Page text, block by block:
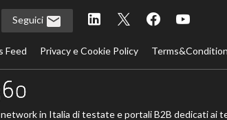
Seguici
Feed Privacy e Cookie Policy
in Italia di testate e portali B2B dedicati ai